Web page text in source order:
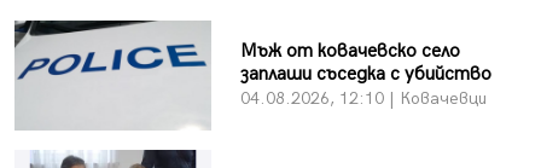
Мъж от ковачевско село
заплаши съседка с убийство
04.08.2026, 12:10 | Ковачевци